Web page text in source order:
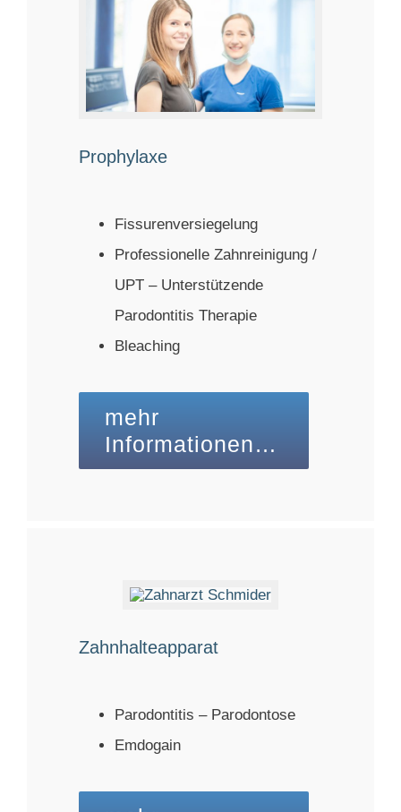
Prophylaxe
Fissurenversiegelung
Professionelle Zahnreinigung /
UPT – Unterstützende
Parodontitis Therapie
Bleaching
mehr
Informationen…
Zahnhalteapparat
Parodontitis – Parodontose
Emdogain